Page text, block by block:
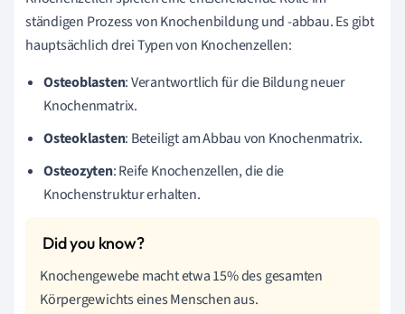
ständigen Prozess von Knochenbildung und -abbau. Es gibt
hauptsächlich drei Typen von Knochenzellen:
Osteoblasten: Verantwortlich für die Bildung neuer
Knochenmatrix.
Osteoklasten: Beteiligt am Abbau von Knochenmatrix.
Osteozyten: Reife Knochenzellen, die die
Knochenstruktur erhalten.
Knochengewebe macht etwa 15% des gesamten
Körpergewichts eines Menschen aus.